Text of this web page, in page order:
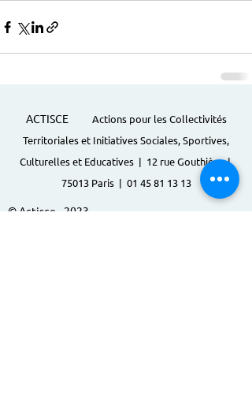
ACTISCE
Actions pour les Collectivités
Territoriales et Initiatives Sociales, Sportives,
Culturelles et Educatives | 12 rue Gouthière |
75013 Paris | 01 45 81 13 13
© Actisce - 2023